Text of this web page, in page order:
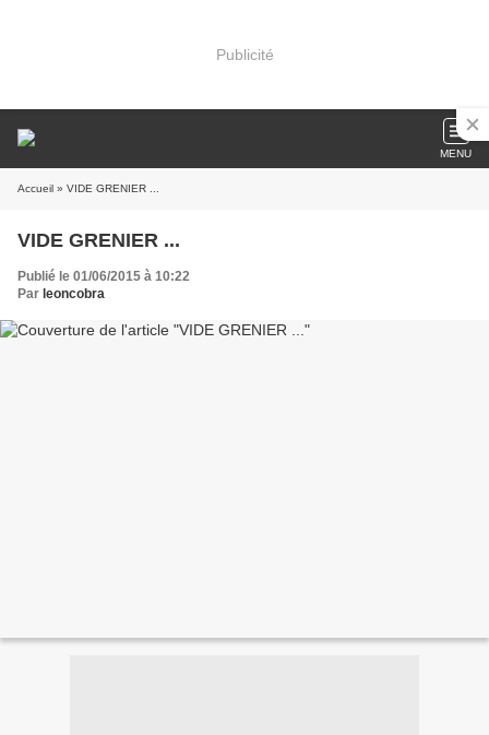
Publicité
MENU
Accueil » VIDE GRENIER ...
VIDE GRENIER ...
Publié le 01/06/2015 à 10:22
Par leoncobra